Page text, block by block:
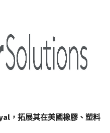
，拓展其在美國橡膠、塑料